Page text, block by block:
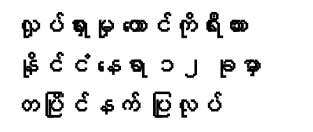
လှုပ်ရှားမှု တောင်ကိုရီးယား
နိုင်ငံ နေရာ ၁၂ ခုမှာ
တပြိုင်နက် ပြုလုပ်